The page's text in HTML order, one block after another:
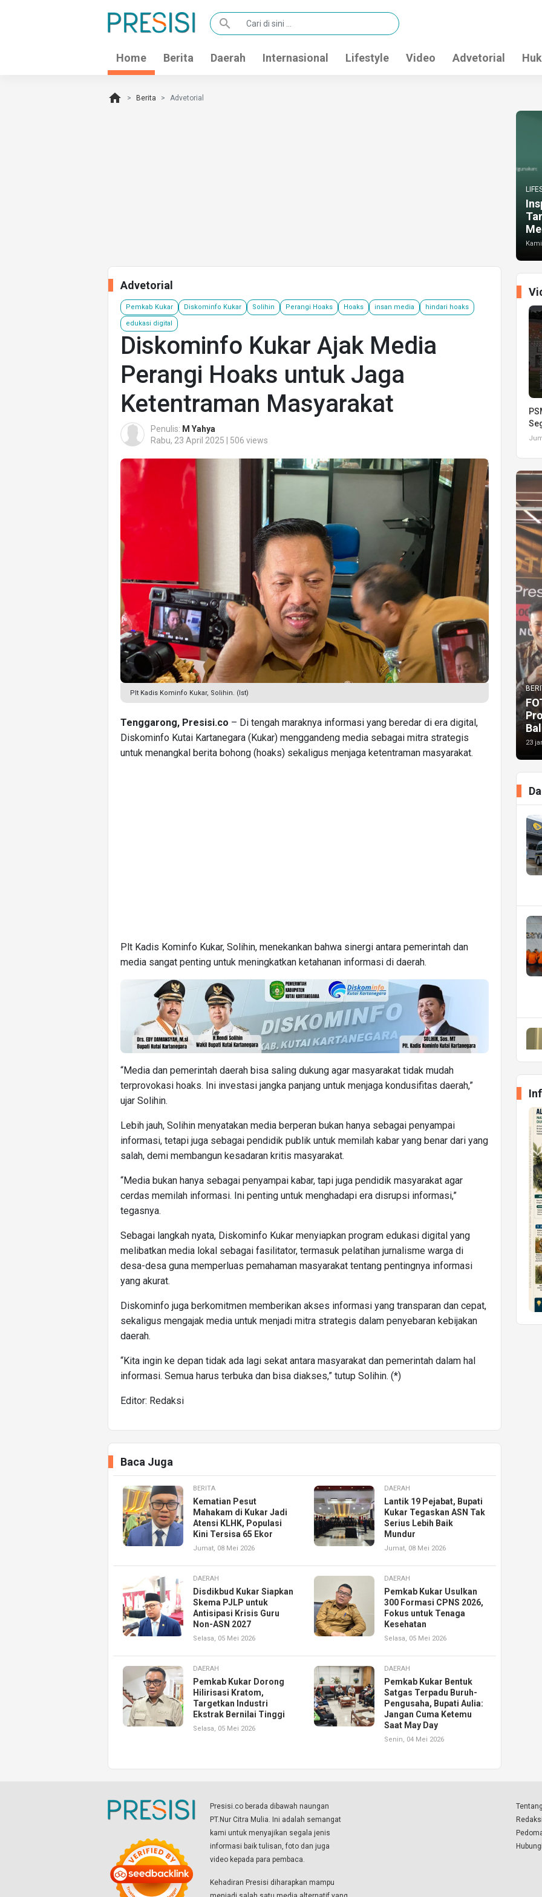
search
Home Berita Daerah Internasional Lifestyle Video Advetorial
home Berita Advetorial
Advetorial
Pemkab Kukar Diskominfo Kukar Solihin Perangi Hoaks Hoaks insan media hindari hoaks
edukasi digital
Diskominfo Kukar Ajak Media
Perangi Hoaks untuk Jaga
Ketentraman Masyarakat
Penulis: M Yahya
Rabu, 23 April 2025 | 506 views
Plt Kadis Kominfo Kukar, Solihin. (Ist)
Tenggarong, Presisi.co – Di tengah maraknya informasi yang beredar di era digital,
Diskominfo Kutai Kartanegara (Kukar) menggandeng media sebagai mitra strategis
untuk menangkal berita bohong (hoaks) sekaligus menjaga ketentraman masyarakat.
Plt Kadis Kominfo Kukar, Solihin, menekankan bahwa sinergi antara pemerintah dan
media sangat penting untuk meningkatkan ketahanan informasi di daerah.
“Media dan pemerintah daerah bisa saling dukung agar masyarakat tidak mudah
terprovokasi hoaks. Ini investasi jangka panjang untuk menjaga kondusifitas daerah,”
ujar Solihin.
Lebih jauh, Solihin menyatakan media berperan bukan hanya sebagai penyampai
informasi, tetapi juga sebagai pendidik publik untuk memilah kabar yang benar dari yang
salah, demi membangun kesadaran kritis masyarakat.
“Media bukan hanya sebagai penyampai kabar, tapi juga pendidik masyarakat agar
cerdas memilah informasi. Ini penting untuk menghadapi era disrupsi informasi,”
tegasnya.
Sebagai langkah nyata, Diskominfo Kukar menyiapkan program edukasi digital yang
melibatkan media lokal sebagai fasilitator, termasuk pelatihan jurnalisme warga di
desa-desa guna memperluas pemahaman masyarakat tentang pentingnya informasi
yang akurat.
Diskominfo juga berkomitmen memberikan akses informasi yang transparan dan cepat,
sekaligus mengajak media untuk menjadi mitra strategis dalam penyebaran kebijakan
daerah.
“Kita ingin ke depan tidak ada lagi sekat antara masyarakat dan pemerintah dalam hal
informasi. Semua harus terbuka dan bisa diakses,” tutup Solihin. (*)
Editor: Redaksi
Baca Juga
BERITA
Kematian Pesut
Mahakam di Kukar Jadi
Atensi KLHK, Populasi
Kini Tersisa 65 Ekor
Jumat, 08 Mei 2026
DAERAH
Lantik 19 Pejabat, Bupati
Kukar Tegaskan ASN Tak
Serius Lebih Baik
Mundur
Jumat, 08 Mei 2026
DAERAH
Disdikbud Kukar Siapkan
Skema PJLP untuk
Antisipasi Krisis Guru
Non-ASN 2027
Selasa, 05 Mei 2026
DAERAH
Pemkab Kukar Usulkan
300 Formasi CPNS 2026,
Fokus untuk Tenaga
Kesehatan
Selasa, 05 Mei 2026
DAERAH
Pemkab Kukar Dorong
Hilirisasi Kratom,
Targetkan Industri
Ekstrak Bernilai Tinggi
Selasa, 05 Mei 2026
DAERAH
Pemkab Kukar Bentuk
Satgas Terpadu Buruh-
Pengusaha, Bupati Aulia:
Jangan Cuma Ketemu
Saat May Day
Senin, 04 Mei 2026
23
Presisi.co berada dibawah naungan
PT.Nur Citra Mulia. Ini adalah semangat
kami untuk menyajikan segala jenis
informasi baik tulisan, foto dan juga
video kepada para pembaca.
Kehadiran Presisi diharapkan mampu
Redaksi